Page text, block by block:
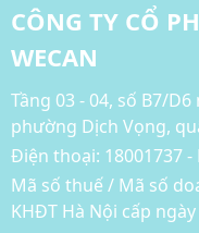
CÔNG TY CỔ
WECAN
Tầng 03 - 04, số B7/
phường Dịch Vọng,
Điện thoại: 18001737
Mã số thuế / Mã số
KHĐT Hà Nội cấp